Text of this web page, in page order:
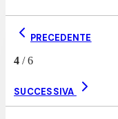
PRECEDENTE
4 /6
SUCCESSIVA